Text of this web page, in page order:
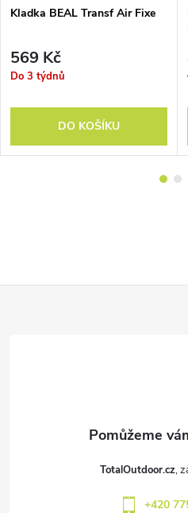
Kladka BEAL Transf Air Fixe
569 Kč
Do 3 týdnů
DO KOŠÍKU
TotalOutdoor.cz
+420